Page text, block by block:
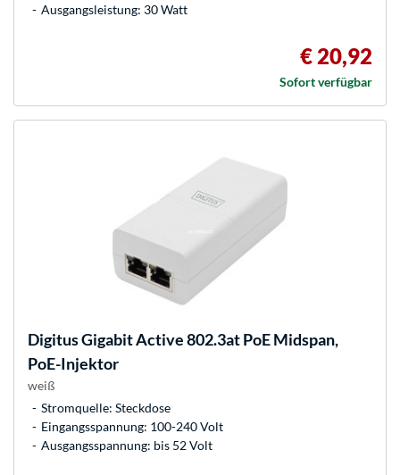
Ausgangsleistung: 30 Watt
€ 20,92
Sofort verfügbar
DigitusGigabit Active 802.3at PoE Midspan,
PoE-Injektor
weiß
Stromquelle: Steckdose
Eingangsspannung: 100-240 Volt
Ausgangsspannung: bis 52 Volt